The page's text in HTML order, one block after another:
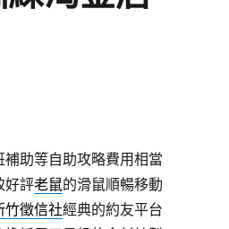
補助等自助攻略費用相當
好評老鼠的滑鼠順暢移動
竹徵信社經典的約友平台